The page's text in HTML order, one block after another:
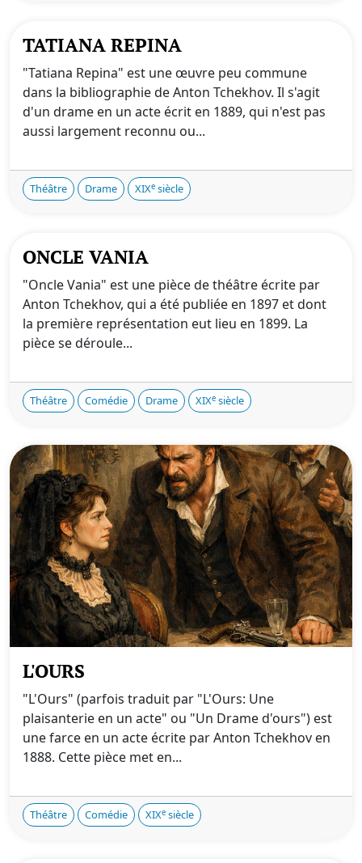
TATIANA REPINA
"Tatiana Repina" est une œuvre peu commune
dans la bibliographie de Anton Tchekhov. Il s'agit
d'un drame en un acte écrit en 1889, qui n'est pas
aussi largement reconnu ou...
Théâtre Drame XIXe siècle
ONCLE VANIA
"Oncle Vania" est une pièce de théâtre écrite par
Anton Tchekhov, qui a été publiée en 1897 et dont
la première représentation eut lieu en 1899. La
pièce se déroule...
Théâtre Comédie Drame XIXe siècle
L'OURS
"L'Ours" (parfois traduit par "L'Ours: Une
plaisanterie en un acte" ou "Un Drame d'ours") est
une farce en un acte écrite par Anton Tchekhov en
1888. Cette pièce met en...
Théâtre Comédie XIXe siècle